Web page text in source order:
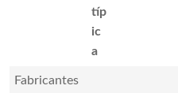
típ
ic
a
Fabricantes